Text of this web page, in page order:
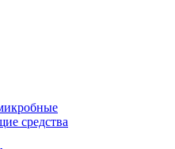
средства